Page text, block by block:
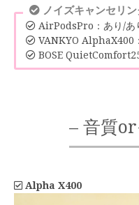
ノイズキャンセリ
AirPodsPro：あり/あ
VANKYO AlphaX400
BOSE
– 音質
Alpha X400